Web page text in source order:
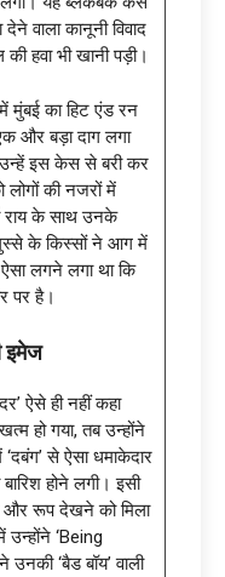
वाला कानूनी विवाद
हवा भी खानी पड़ी।
मुंबई का हिट एंड रन
और बड़ा दाग लगा
ने उन्हें इस केस से बरी कर
लोगों की नजरों में
राय के साथ उनके
के किस्सों ने आग में
लगने लगा था कि
पर है।
इमेज
ऐसे ही नहीं कहा
हो गया, तब उन्होंने
से ऐसा धमाकेदार
होने लगी। इसी
और रूप देखने को मिला
‘Being
‘बैड बॉय’ वाली